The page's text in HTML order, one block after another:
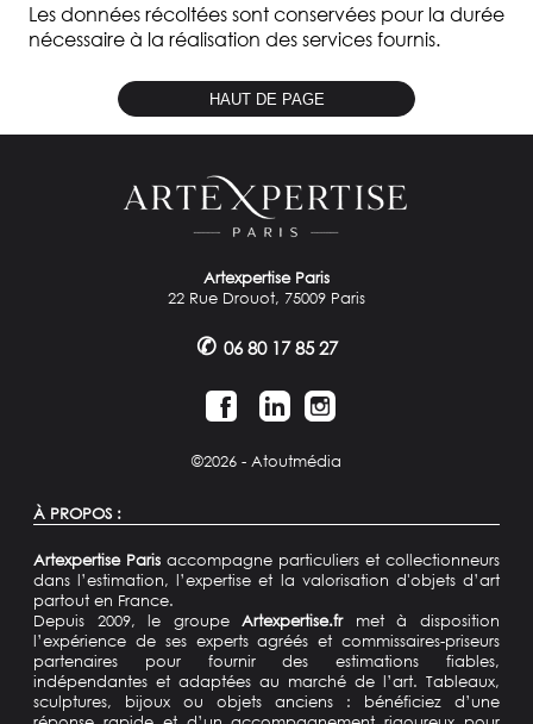
Les données récoltées sont conservées pour la durée
nécessaire à la réalisation des services fournis.
HAUT DE PAGE
Artexpertise Paris
22 Rue Drouot, 75009 Paris
✆ 06 80 17 85 27
©2026 - Atoutmédia
À PROPOS :
Artexpertise Paris accompagne particuliers et collectionneurs
dans l’estimation, l’expertise et la valorisation d'objets d’art
partout en France.
Depuis 2009, le groupeArtexpertise.frmet à disposition
l’expérience de ses experts agréés et commissaires-priseurs
partenaires pour fournir des estimations fiables,
indépendantes et adaptées au marché de l’art. Tableaux,
sculptures, bijoux ou objets anciens : bénéficiez d’une